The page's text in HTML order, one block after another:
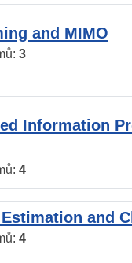
and MIMO
3
Information
4
and
4